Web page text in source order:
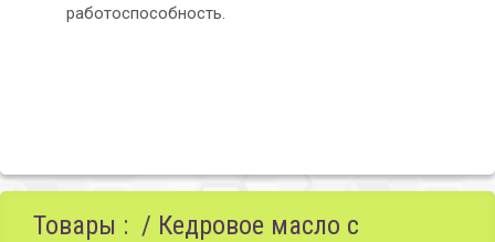
работоспособность.
Товары : / Кедровое масло с